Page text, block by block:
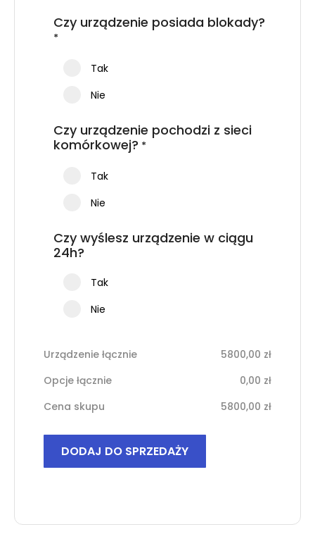
Czy urządzenie posiada blokady?
*
Tak
Nie
Czy urządzenie pochodzi z sieci
komórkowej? *
Tak
Nie
Czy wyślesz urządzenie w ciągu
24h?
Tak
Nie
Urządzenie łącznie 5800,00 zł
Opcje łącznie
0,00 zł
Cena skupu
5800,00 zł
iPhoneDODAJ DO SPRZEDAŻY